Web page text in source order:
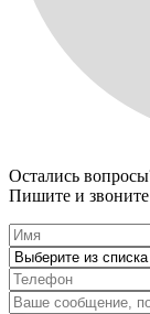
Остались
Пишите и